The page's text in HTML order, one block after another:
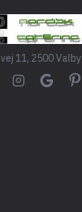
11, 2500 Valby